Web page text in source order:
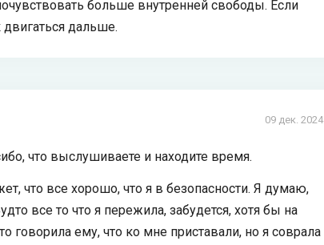
больше внутренней свободы. Если
дальше.
09 дек. 2024
что выслушиваете и находите время.
что все хорошо, что я в безопасности. Я думаю,
все то что я пережила, забудется, хотя бы на
говорила ему, что ко мне приставали, но я соврала